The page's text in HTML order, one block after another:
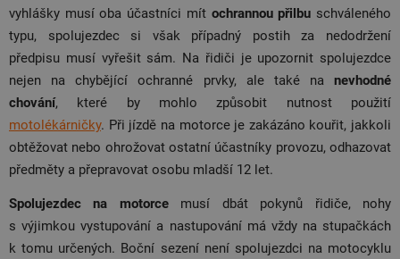
vyhlášky musí oba účastníci mít ochrannou přilbu schváleného
typu, spolujezdec si však případný postih za nedodržení
předpisu musí vyřešit sám. Na řidiči je upozornit spolujezdce
nejen na chybějící ochranné prvky, ale také na nevhodné
chování, které by mohlo způsobit nutnost použití
motolékárničky. Při jízdě na motorce je zakázáno kouřit, jakkoli
obtěžovat nebo ohrožovat ostatní účastníky provozu, odhazovat
předměty a přepravovat osobu mladší 12 let.
Spolujezdec na motorcemusí dbát pokynů řidiče, nohy
s výjimkou vystupování a nastupování má vždy na stupačkách
k tomu určených. Boční sezení není spolujezdci na motocyklu